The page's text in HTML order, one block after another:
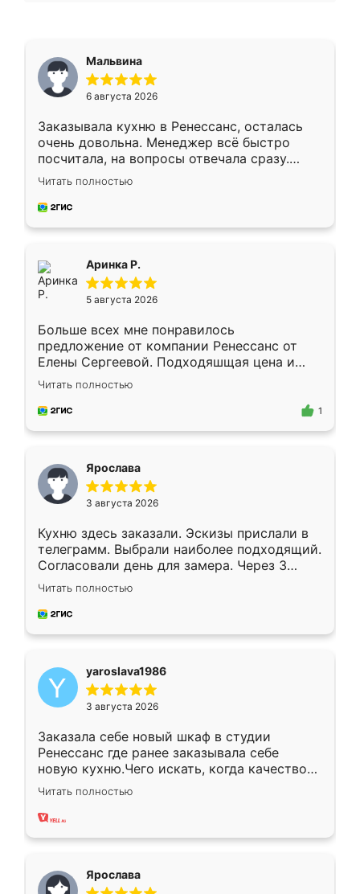
Мальвина
6 августа 2026
Заказывала кухню в Ренессанс, осталась
очень довольна. Менеджер всё быстро
посчитала, на вопросы отвечала сразу.
Замерщик приехал в субботу, подошёл к
делу со всей ответственностью. Собрали
за день, ребята работали аккуратно, даже
Читать полностью
Аринка Р.
5 августа 2026
Больше всех мне понравилось
предложение от компании Ренессанс от
Елены Сергеевой. Подходяшщая цена и
короткие сроки изготовления. Приехавший
для замера сотрудник Владислав
предложил по моему эскизу самый
Читать полностью
1
Ярослава
3 августа 2026
Кухню здесь заказали. Эскизы прислали в
телеграмм. Выбрали наиболее подходящий.
Согласовали день для замера. Через 3
недели кухня была уже готова. Остались
довольны работой. Спасибо Ренессанс
мебель за качественную работу!
Читать полностью
yaroslava1986
3 августа 2026
Заказала себе новый шкаф в студии
Ренессанс где ранее заказывала себе
новую кухню.Чего искать, когда качеством
вполне довольна. Служит кухня уже почти
два года, нареканий нет.
Читать полностью
Ярослава